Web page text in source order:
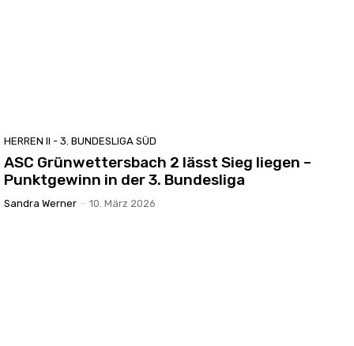
HERREN II - 3. BUNDESLIGA SÜD
ASC Grünwettersbach 2 lässt Sieg liegen –
Punktgewinn in der 3. Bundesliga
Sandra Werner - 10. März 2026